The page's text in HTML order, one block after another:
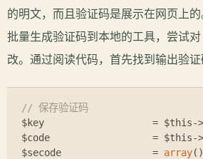
的明文，而且验证码是展示在网页上
批量生成验证码到本地的工具，尝试
改。通过阅读代码，首先找到输出验证
// 保存验证码
$key
                   =
$this->
$code
                  =
$this->
$secode
                =
array